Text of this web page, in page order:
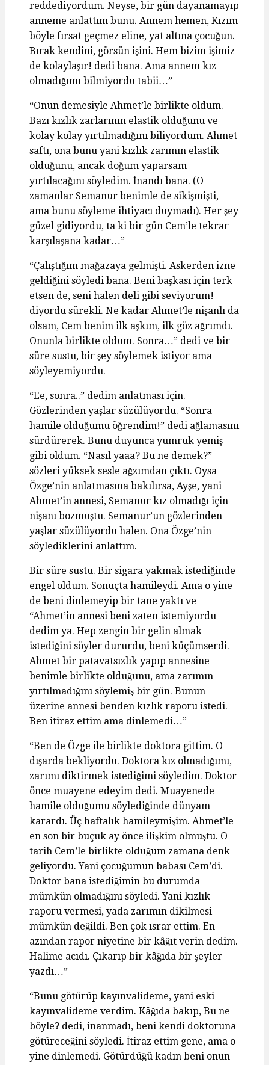
reddediyordum. Neyse, bir gün dayanamayıp
anneme anlattım bunu. Annem hemen, Kızım
böyle fırsat geçmez eline, yat altına çocuğun.
Bırak kendini, görsün işini. Hem bizim işimiz
de kolaylaşır! dedi bana. Ama annem kız
olmadığımı bilmiyordu tabii…”
“Onun demesiyle Ahmet’le birlikte oldum.
Bazı kızlık zarlarının elastik olduğunu ve
kolay kolay yırtılmadığını biliyordum. Ahmet
saftı, ona bunu yani kızlık zarımın elastik
olduğunu, ancak doğum yaparsam
yırtılacağını söyledim. İnandı bana. (O
zamanlar Semanur benimle de sikişmişti,
ama bunu söyleme ihtiyacı duymadı). Her şey
güzel gidiyordu, ta ki bir gün Cem’le tekrar
karşılaşana kadar…”
“Çalıştığım mağazaya gelmişti. Askerden izne
geldiğini söyledi bana. Beni başkası için terk
etsen de, seni halen deli gibi seviyorum!
diyordu sürekli. Ne kadar Ahmet’le nişanlı da
olsam, Cem benim ilk aşkım, ilk göz ağrımdı.
Onunla birlikte oldum. Sonra…” dedi ve bir
süre sustu, bir şey söylemek istiyor ama
söyleyemiyordu.
“Ee, sonra..” dedim anlatması için.
Gözlerinden yaşlar süzülüyordu. “Sonra
hamile olduğumu öğrendim!” dedi ağlamasını
sürdürerek. Bunu duyunca yumruk yemiş
gibi oldum. “Nasıl yaaa? Bu ne demek?”
sözleri yüksek sesle ağzımdan çıktı. Oysa
Özge’nin anlatmasına bakılırsa, Ayşe, yani
Ahmet’in annesi, Semanur kız olmadığı için
nişanı bozmuştu. Semanur’un gözlerinden
yaşlar süzülüyordu halen. Ona Özge’nin
söylediklerini anlattım.
Bir süre sustu. Bir sigara yakmak istediğinde
engel oldum. Sonuçta hamileydi. Ama o yine
de beni dinlemeyip bir tane yaktı ve
“Ahmet’in annesi beni zaten istemiyordu
dedim ya. Hep zengin bir gelin almak
istediğini söyler dururdu, beni küçümserdi.
Ahmet bir patavatsızlık yapıp annesine
benimle birlikte olduğunu, ama zarımın
yırtılmadığını söylemiş bir gün. Bunun
üzerine annesi benden kızlık raporu istedi.
Ben itiraz ettim ama dinlemedi…”
“Ben de Özge ile birlikte doktora gittim. O
dışarda bekliyordu. Doktora kız olmadığımı,
zarımı diktirmek istediğimi söyledim. Doktor
önce muayene edeyim dedi. Muayenede
hamile olduğumu söylediğinde dünyam
karardı. Üç haftalık hamileymişim. Ahmet’le
en son bir buçuk ay önce ilişkim olmuştu. O
tarih Cem’le birlikte olduğum zamana denk
geliyordu. Yani çocuğumun babası Cem’di.
Doktor bana istediğimin bu durumda
mümkün olmadığını söyledi. Yani kızlık
raporu vermesi, yada zarımın dikilmesi
mümkün değildi. Ben çok ısrar ettim. En
azından rapor niyetine bir kâğıt verin dedim.
Halime acıdı. Çıkarıp bir kâğıda bir şeyler
yazdı…”
“Bunu götürüp kayınvalideme, yani eski
kayınvalideme verdim. Kâğıda bakıp, Bu ne
böyle? dedi, inanmadı, beni kendi doktoruna
götüreceğini söyledi. İtiraz ettim gene, ama o
yine dinlemedi. Götürdüğü kadın beni onun